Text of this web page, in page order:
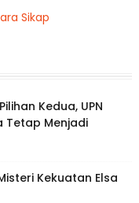
Kedua, UPN
Tetap Menjadi
Kekuatan Elsa